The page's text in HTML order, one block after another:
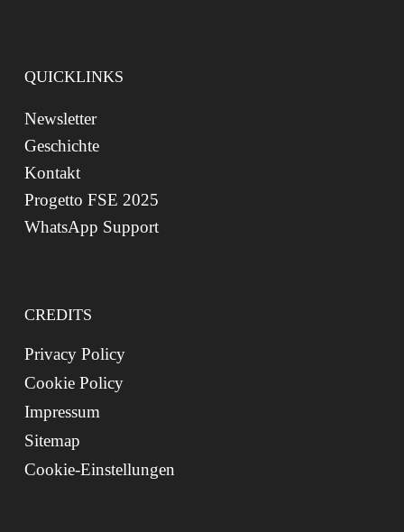
QUICKLINKS
Newsletter
Geschichte
Kontakt
Progetto FSE 2025
WhatsApp Support
CREDITS
Privacy Policy
Cookie Policy
Impressum
Sitemap
Cookie-Einstellungen